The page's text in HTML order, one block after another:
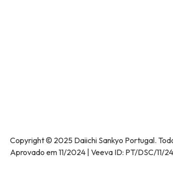
Copyright © 2025 Daiichi Sankyo Portugal.
Aprovado em 11/2024 | Veeva ID: PT/DSC/11/